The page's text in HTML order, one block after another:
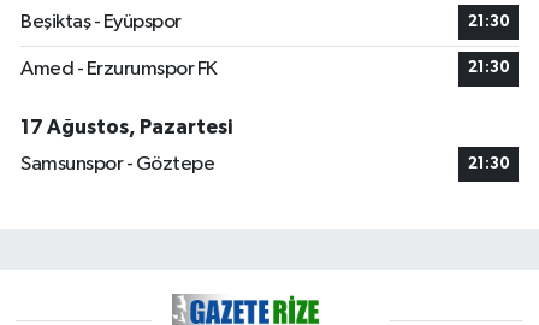
Beşiktaş - Eyüpspor 21:30
Amed - Erzurumspor FK 21:30
17 Ağustos, Pazartesi
Samsunspor - Göztepe
21:30